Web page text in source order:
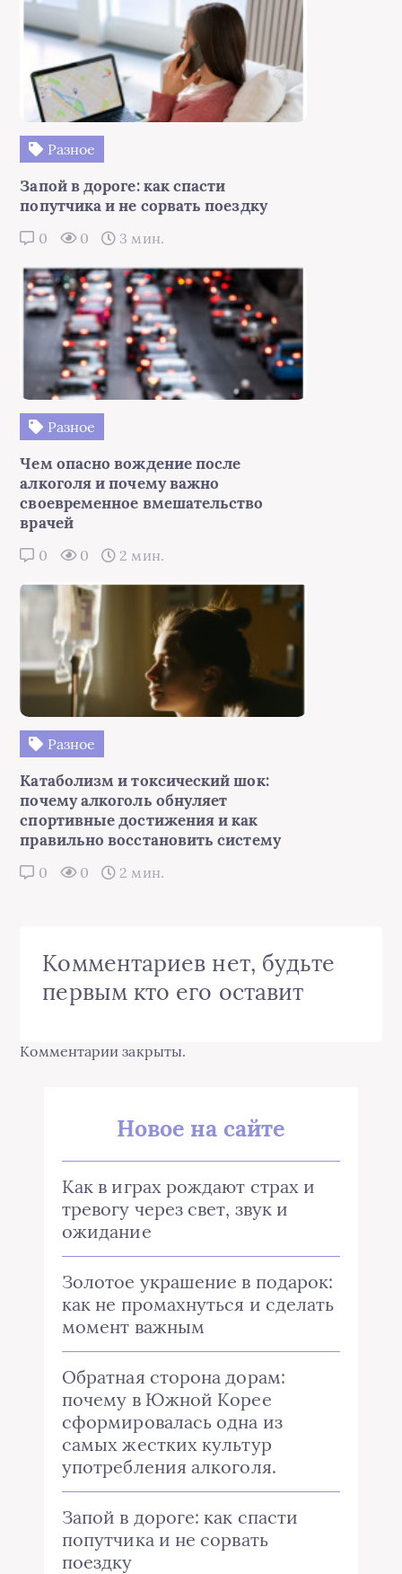
Разное
Запой в дороге: как спасти
попутчика и не сорвать поездку
0 0 3 мин.
Разное
Чем опасно вождение после
алкоголя и почему важно
своевременное вмешательство
врачей
0 0 2 мин.
Разное
Катаболизм и токсический шок:
почему алкоголь обнуляет
спортивные достижения и как
правильно восстановить систему
0 0 2 мин.
Комментариев нет, будьте
первым кто его оставит
Комментарии закрыты.
Новое на сайте
Как в играх рождают страх и
тревогу через свет, звук и
ожидание
Золотое украшение в подарок:
как не промахнуться и сделать
момент важным
Обратная сторона дорам:
почему в Южной Корее
сформировалась одна из
самых жестких культур
употребления алкоголя.
Запой в дороге: как спасти
попутчика и не сорвать
поездку